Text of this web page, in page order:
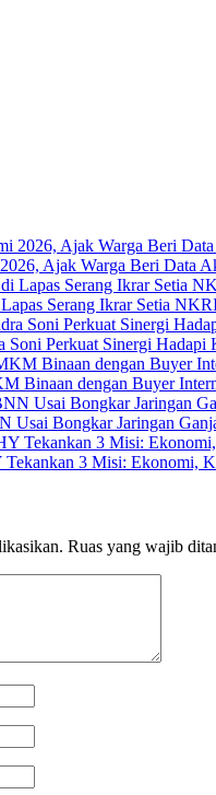
Ajak Warga Beri Data
Serang Ikrar Setia
Soni Perkuat Sinergi Hadapi
Binaan dengan Buyer
Usai Bongkar Jaringan
3 Misi: Ekonomi,
Ruas yang wajib